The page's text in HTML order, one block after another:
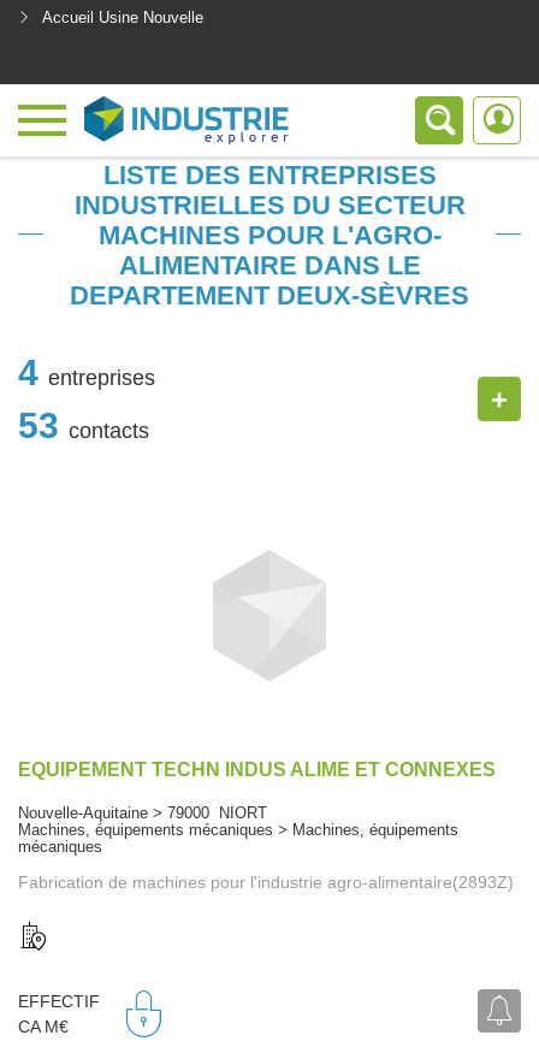
Accueil Usine Nouvelle
LISTE DES ENTREPRISES
INDUSTRIELLES DU SECTEUR
MACHINES POUR L'AGRO-
ALIMENTAIRE DANS LE
DEPARTEMENT DEUX-SÈVRES
4 entreprises
53 contacts
+
EQUIPEMENT TECHN INDUS ALIME ET CONNEXES
Nouvelle-Aquitaine > 79000 NIORT
Machines, équipements mécaniques > Machines, équipements
mécaniques
Fabrication de machines pour l'industrie agro-alimentaire(2893Z)
EFFECTIF
CA M€